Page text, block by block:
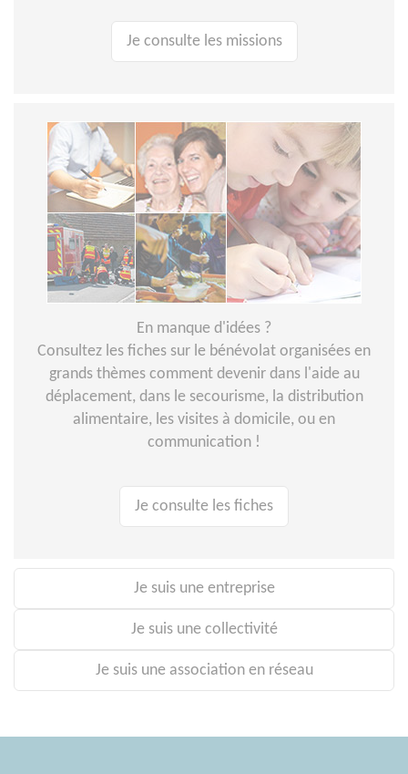
Je consulte les missions
En manque d'idées ?
Consultez les fiches sur le bénévolat organisées en
grands thèmes comment devenir dans l'aide au
déplacement, dans le secourisme, la distribution
alimentaire, les visites à domicile, ou en
communication !
Je consulte les fiches
Je suis une entreprise
Je suis une collectivité
Je suis une association en réseau